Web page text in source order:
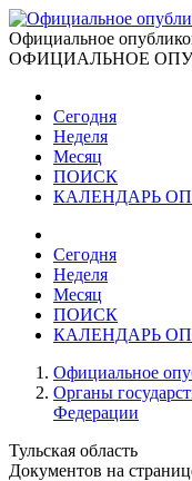
Официальное
ОФИЦИАЛЬНОЕ
Сегодня
Неделя
Месяц
ПОИСК
КАЛЕНДАРЬ
Сегодня
Неделя
Месяц
ПОИСК
КАЛЕНДАРЬ
Официальное
Органы
Федерации
Тульская область
Документов на